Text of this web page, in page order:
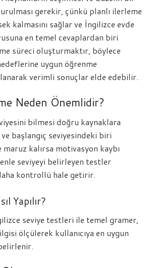
gerekir, çünkü planlı ilerleme
kalmasını sağlar ve İngilizce evde
en temel cevaplardan biri
süreci oluşturmaktır, böylece
uygun öğrenme
verimli sonuçlar elde edebilir.
Neden Önemlidir?
bilmesi doğru kaynaklara
başlangıç seviyesindeki biri
kalırsa motivasyon kaybı
seviyeyi belirleyen testler
kontrollü hale getirir.
Yapılır?
seviye testleri ile temel gramer,
ölçülerek kullanıcıya en uygun